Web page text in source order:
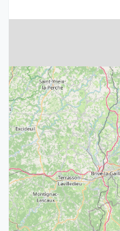
32
52